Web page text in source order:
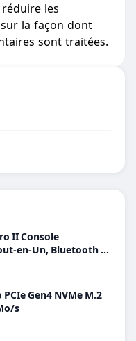
les
la façon dont
sont traitées.
II Console
en-Un, Bluetooth et
PCIe Gen4 NVMe M.2
s